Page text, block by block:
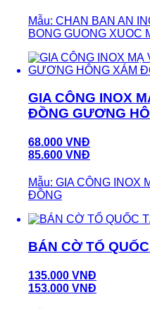
Mẫu: CHAN BAN AN
BONG GUONG XUOC
GIA CÔNG INOX
ĐỒNG GƯƠNG
68.000 VNĐ
85.600 VNĐ
Mẫu: GIA CÔNG INOX
ĐỒNG
BÁN CỜ TỔ
135.000 VNĐ
153.000 VNĐ